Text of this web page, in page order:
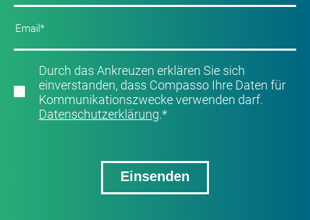
Durch das Ankreuzen erklären Sie sich
einverstanden, dass Compasso Ihre Daten für
Kommunikationszwecke verwenden darf.
Datenschutzerklärung.*